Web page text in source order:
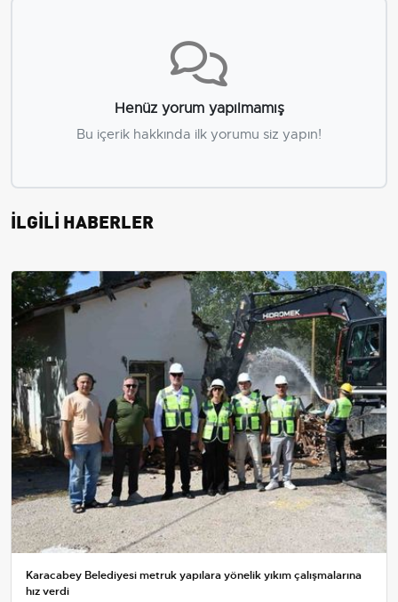
Henüz yorum yapılmamış
Bu içerik hakkında ilk yorumu siz yapın!
İLGİLİ HABERLER
Karacabey Belediyesi metruk yapılara yönelik yıkım çalışmalarına
hız verdi